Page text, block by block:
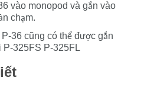
vào monopod và gắn vào
n chạm.
P-36 cũng có thể được gắn
i P-325FS P-325FL